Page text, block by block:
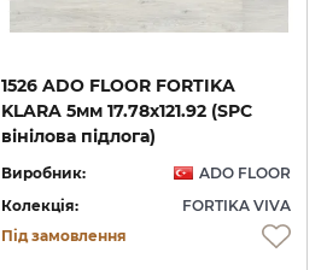
1526 ADO FLOOR FORTIKA
KLARA 5мм 17.78х121.92 (SPC
вінілова підлога)
Виробник:
ADO FLOOR
Колекція:
FORTIKA VIVA
Під замовлення